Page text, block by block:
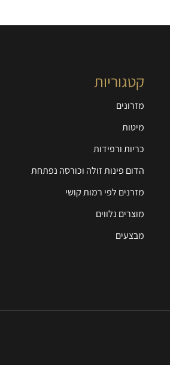
קטגוריות
מזרונים
מיטות
כריות ורפידות
הדום פינות זולה וכורסה נפתחת
מזרנים לפי רמות קושי
מוצרים נלווים
מבצעים